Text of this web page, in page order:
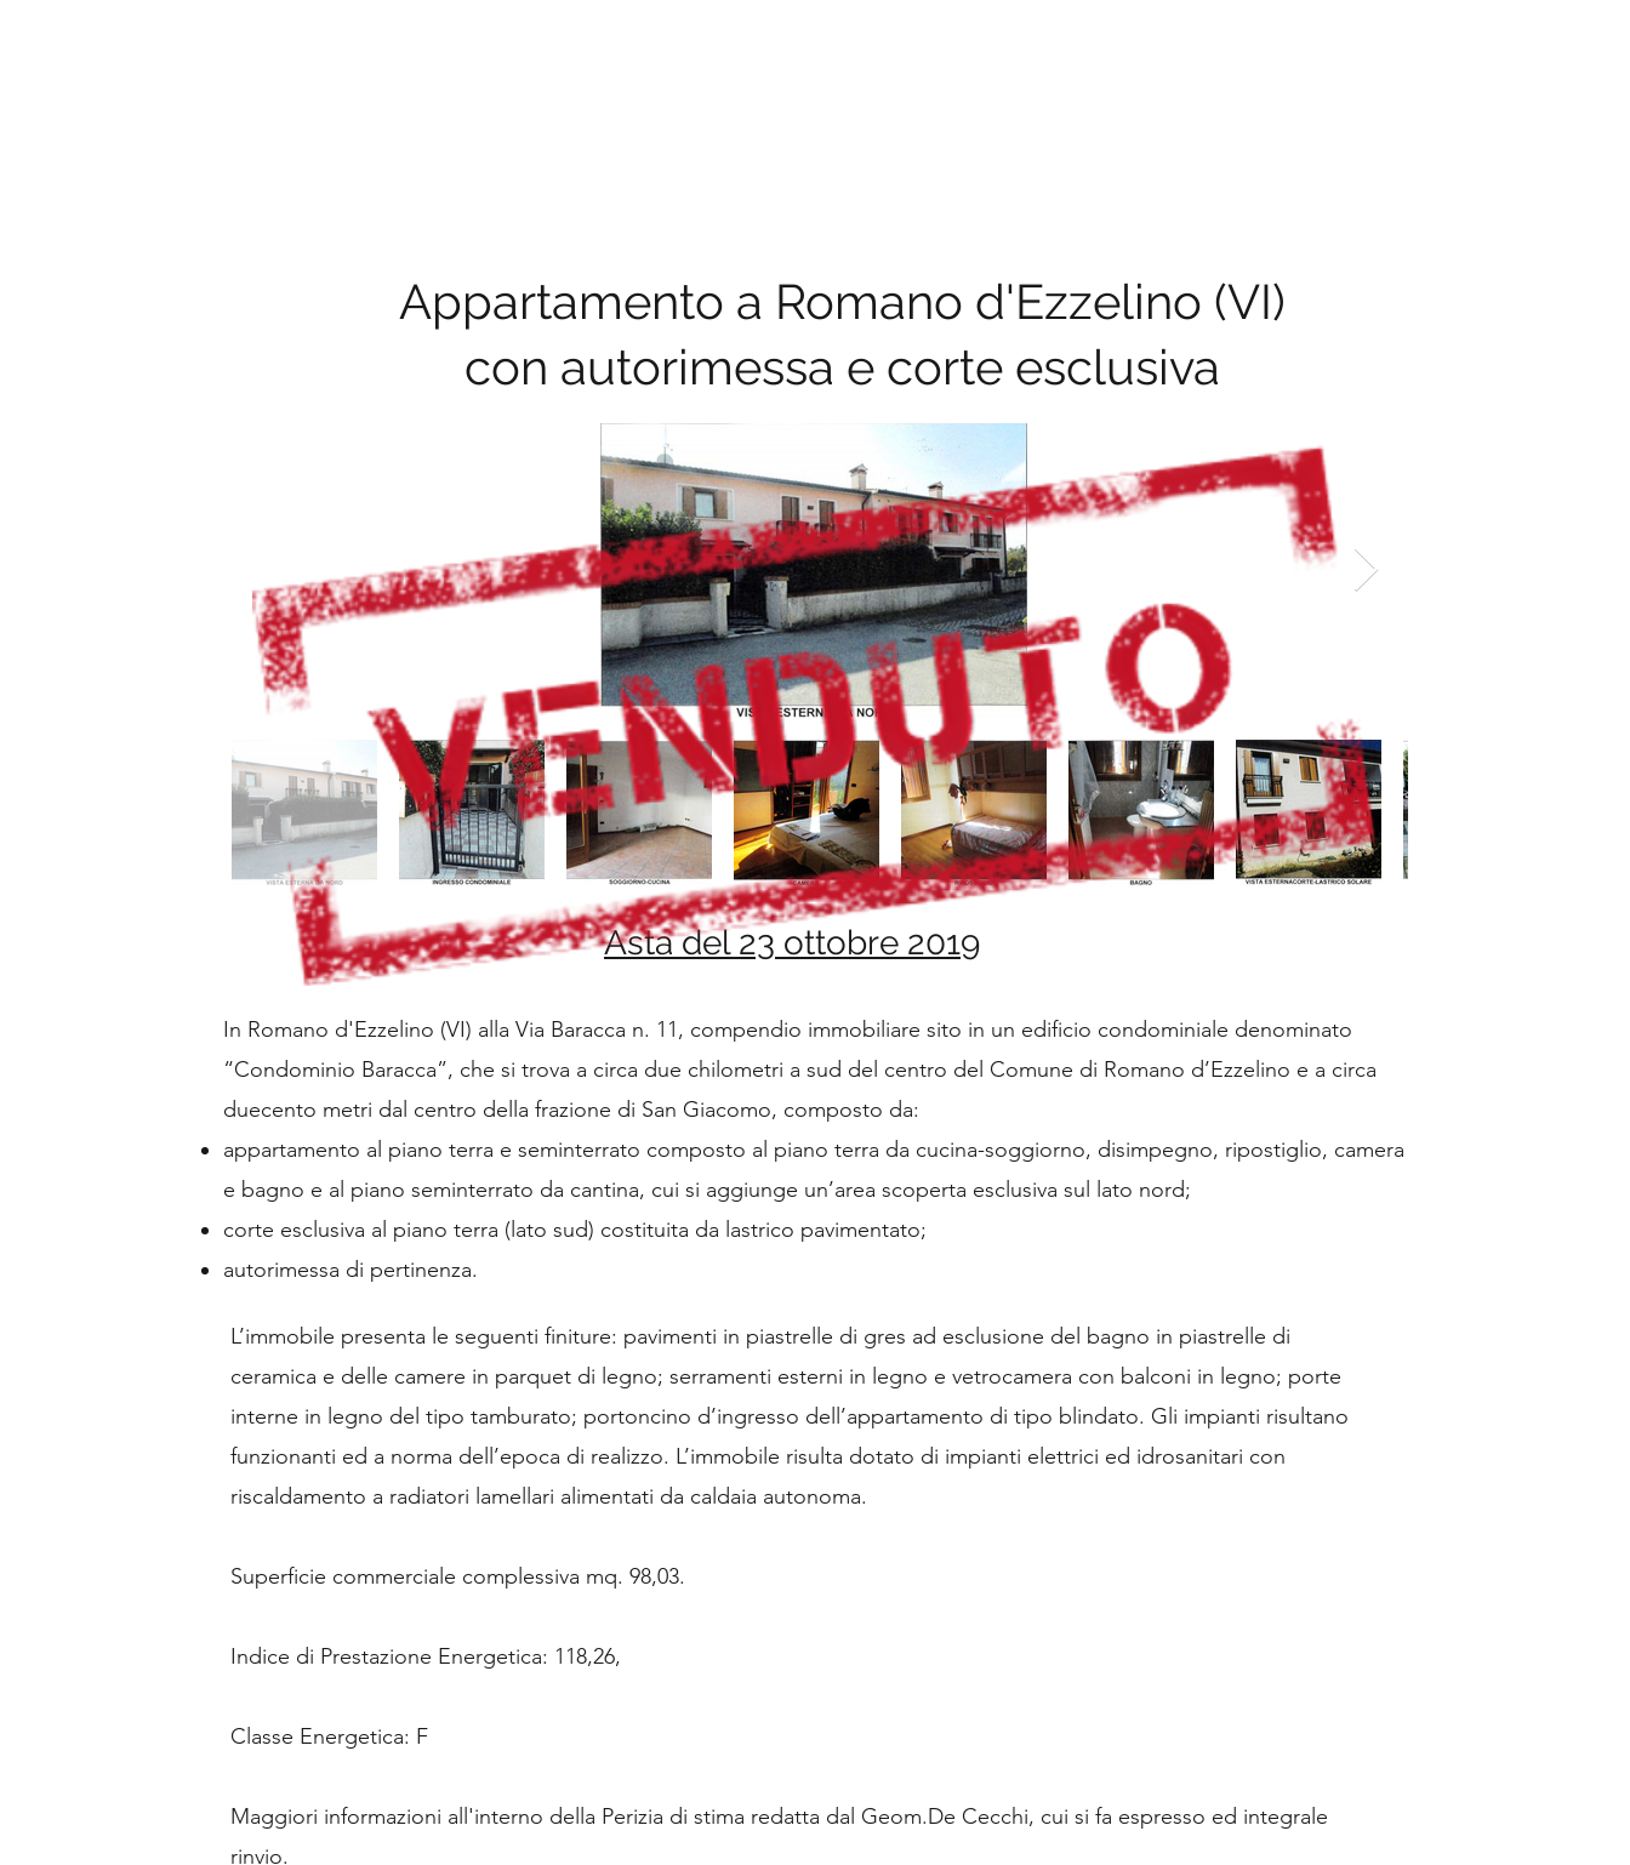
Appartamento a Romano d'Ezzelino (VI)
con autorimessa e corte esclusiva
Asta del 23 ottobre 2019
L’immobile presenta le seguenti finiture: pavimenti in piastrelle di gres ad esclusione del bagno in piastrelle di
ceramica e delle camere in parquet di legno; serramenti esterni in legno e vetrocamera con balconi in legno; porte
interne in legno del tipo tamburato; portoncino d’ingresso dell’appartamento di tipo blindato. Gli impianti risultano
funzionanti ed a norma dell’epoca di realizzo. L’immobile risulta dotato di impianti elettrici ed idrosanitari con
riscaldamento a radiatori lamellari alimentati da caldaia autonoma.
Superficie commerciale complessiva mq. 98,03.
Indice di Prestazione Energetica: 118,26,
Classe Energetica: F
Maggiori informazioni all'interno della Perizia di stima redatta dal Geom.De Cecchi, cui si fa espresso ed integrale
rinvio.
In Romano d'Ezzelino (VI) alla Via Baracca n. 11, compendio immobiliare sito in un edificio condominiale denominato
“Condominio Baracca”, che si trova a circa due chilometri a sud del centro del Comune di Romano d’Ezzelino e a circa
duecento metri dal centro della frazione di San Giacomo, composto da:
appartamento al piano terra e seminterrato composto al piano terra da cucina-soggiorno, disimpegno, ripostiglio, camera
e bagno e al piano seminterrato da cantina, cui si aggiunge un’area scoperta esclusiva sul lato nord;
corte esclusiva al piano terra (lato sud) costituita da lastrico pavimentato;
autorimessa di pertinenza.